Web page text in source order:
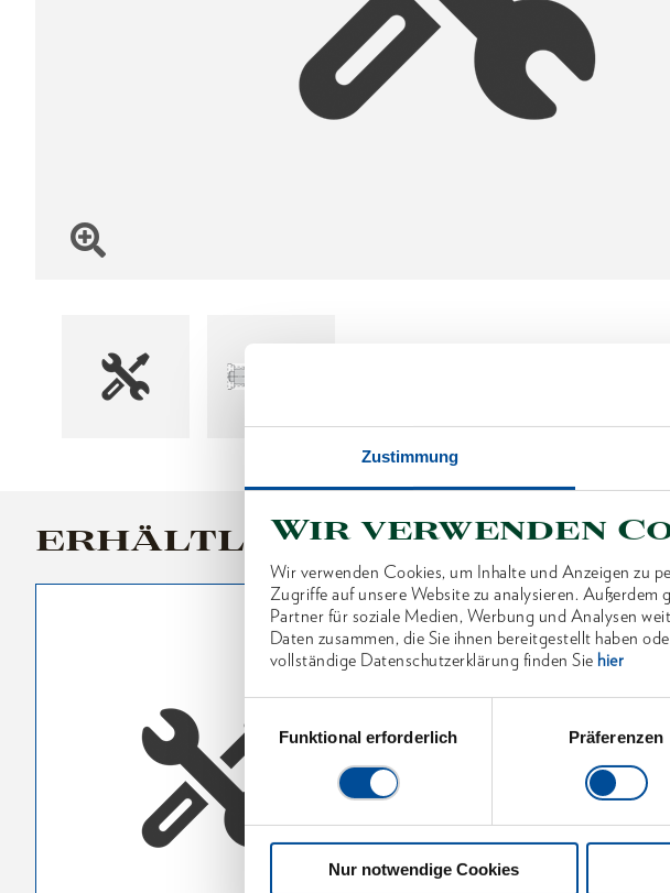
Zustimmung
Wir verwenden
Wir verwenden Cookies, um Inhalte und Anzeigen zu
Zugriffe auf unsere Website zu analysieren.
Partner für soziale Medien, Werbung und Analysen
Daten zusammen, die Sie ihnen bereitgestellt haben
vollständige Datenschutzerklärung finden Sie hier
Funktional erforderlich
Präferenzen
Nur notwendige Cookies
ERHÄLTLICHE VARIANTEN